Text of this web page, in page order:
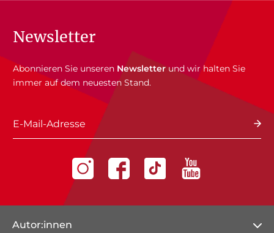
Newsletter
Abonnieren Sie unseren Newsletterund wir halten Sie
immer auf dem neuesten Stand.
E-Mail-Adresse
Autor:innen